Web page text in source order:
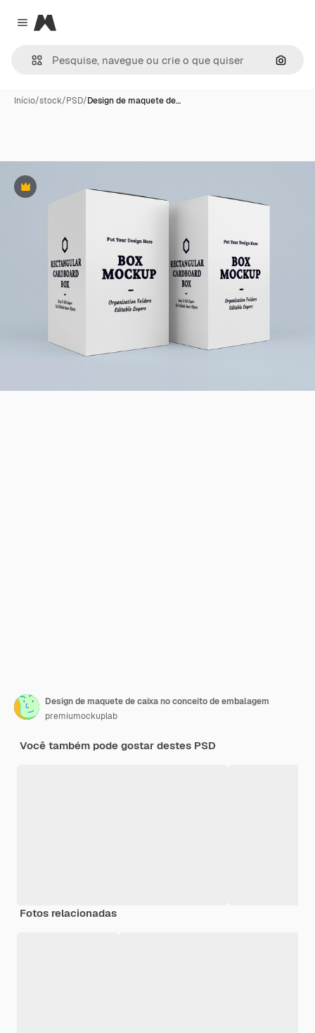
Close menu
Magnific
Início/stock/PSD/Design de maquete de…
Premium
Design de maquete de caixa no conceito de embalagem
premiumockuplab
Você também pode gostar destes PSD
Fotos relacionadas